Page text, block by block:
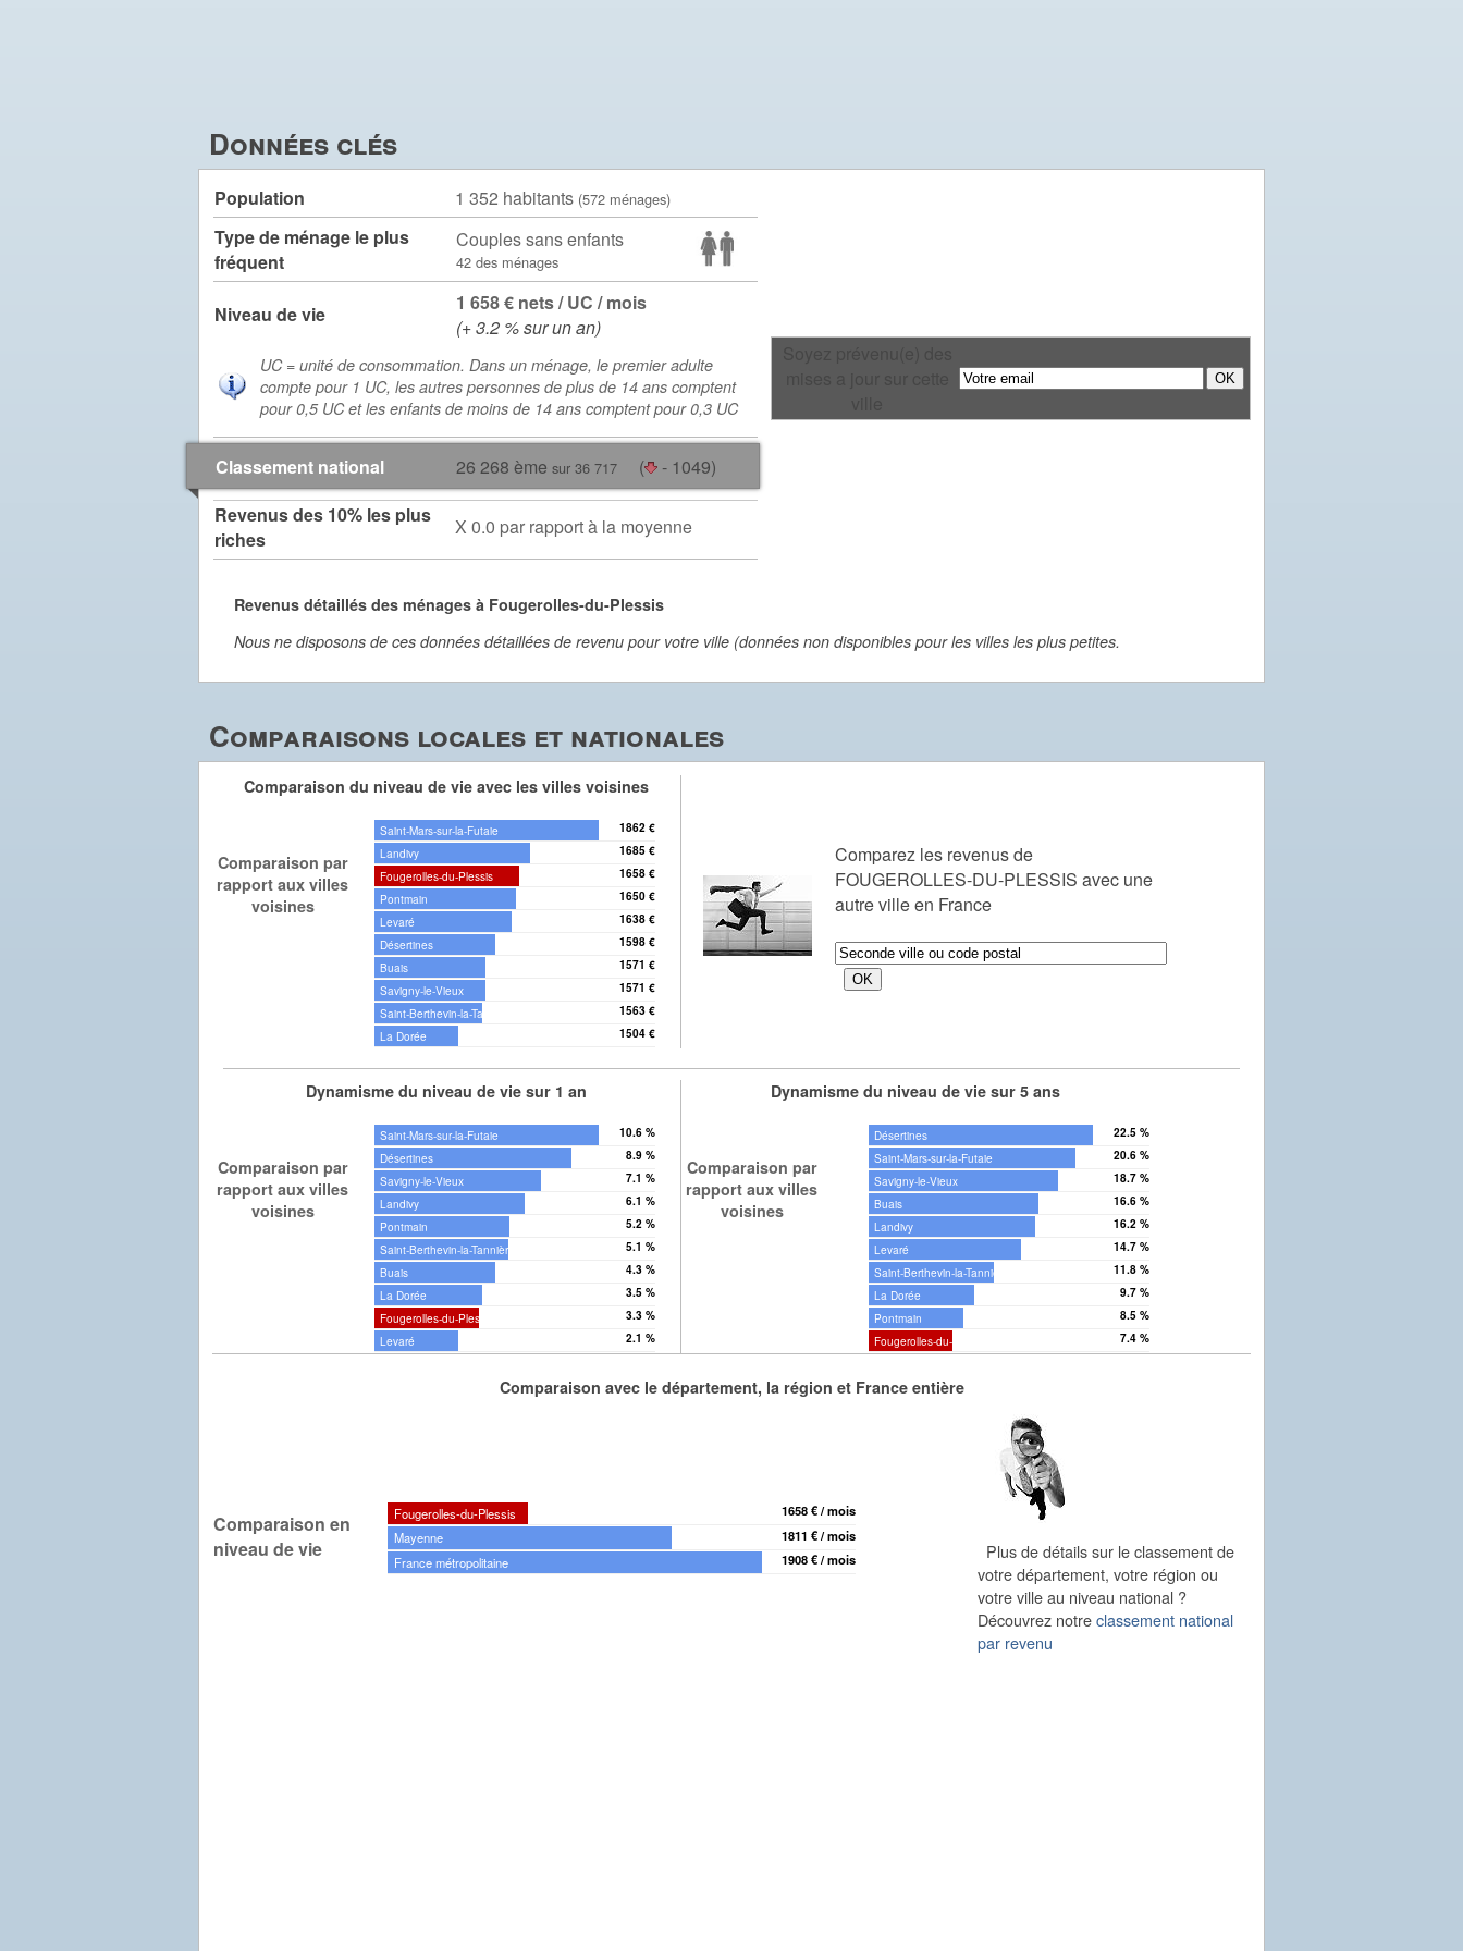
Données clés
Population 1 352 habitants (572 ménages)
Type de ménage le plus
fréquent
Couples sans enfants
42 des ménages
Niveau de vie
1 658 € nets / UC / mois
(+ 3.2 % sur un an)
UC = unité de consommation. Dans un ménage, le premier adulte
compte pour 1 UC, les autres personnes de plus de 14 ans comptent
pour 0,5 UC et les enfants de moins de 14 ans comptent pour 0,3 UC
Classement national 26 268 ème sur 36 717 (
- 1049)
Revenus des 10% les plus
riches
X 0.0 par rapport à la moyenne
Revenus détaillés des ménages à Fougerolles-du-Plessis
Nous ne disposons de ces données détaillées de revenu pour votre ville (données non disponibles pour les villes les plus petites.
Comparaisons locales et nationales
Comparaison du niveau de vie avec les villes voisines
Comparaison par
rapport aux villes
voisines
Saint-Mars-sur-la-Futaie 1862 €
Landivy 1685 €
Fougerolles-du-Plessis 1658 €
Pontmain 1650 €
Levaré 1638 €
Désertines 1598 €
Buais 1571 €
Savigny-le-Vieux 1571 €
Saint-Berthevin-la-Tannière 1563 €
La Dorée 1504 €
Comparez les revenus de
FOUGEROLLES-DU-PLESSIS avec une
autre ville en France
Dynamisme du niveau de vie sur 1 an
Comparaison par
rapport aux villes
voisines
Saint-Mars-sur-la-Futaie 10.6 %
Désertines 8.9 %
Savigny-le-Vieux 7.1 %
Landivy 6.1 %
Pontmain 5.2 %
Saint-Berthevin-la-Tannière 5.1 %
Buais 4.3 %
La Dorée 3.5 %
Fougerolles-du-Plessis 3.3 %
Levaré 2.1 %
Dynamisme du niveau de vie sur 5 ans
Comparaison par
rapport aux villes
voisines
Désertines 22.5 %
Saint-Mars-sur-la-Futaie 20.6 %
Savigny-le-Vieux 18.7 %
Buais 16.6 %
Landivy 16.2 %
Levaré 14.7 %
Saint-Berthevin-la-Tannière 11.8 %
La Dorée 9.7 %
Pontmain 8.5 %
Fougerolles-du-Plessis 7.4 %
Comparaison avec le département, la région et France entière
Comparaison en
niveau de vie
Fougerolles-du-Plessis
1658 € / mois
Mayenne
1811 € / mois
France métropolitaine
1908 € / mois
Plus de détails sur le classement de
votre département, votre région ou
votre ville au niveau national ?
Découvrez notreclassement national
par revenu